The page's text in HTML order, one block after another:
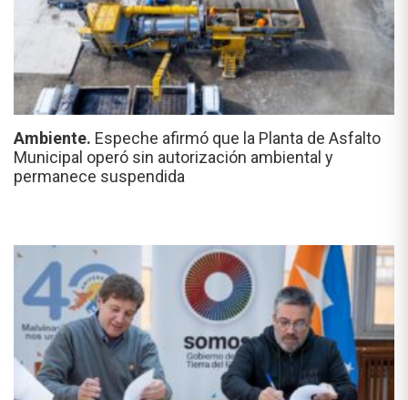
Ambiente. Espeche afirmó que la Planta de Asfalto
Municipal operó sin autorización ambiental y
permanece suspendida